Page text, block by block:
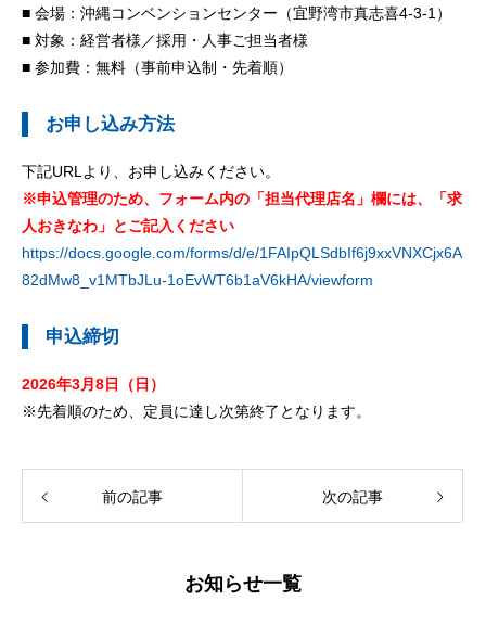
■ 会場：沖縄コンベンションセンター（宜野湾市真志喜4-3-1）
■ 対象：経営者様／採用・人事ご担当者様
■ 参加費：無料（事前申込制・先着順）
お申し込み方法
下記URLより、お申し込みください。
※申込管理のため、フォーム内の「担当代理店名」欄には、「求
人おきなわ」とご記入ください
https://docs.google.com/forms/d/e/1FAIpQLSdbIf6j9xxVNXCjx6A
82dMw8_v1MTbJLu-1oEvWT6b1aV6kHA/viewform
申込締切
2026年3月8日（日）
※先着順のため、定員に達し次第終了となります。
前の記事 次の記事
お知らせ一覧